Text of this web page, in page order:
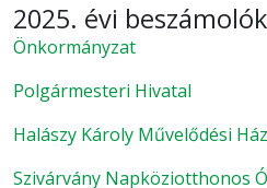
2025. évi beszámolók
Önkormányzat
Polgármesteri Hivatal
Halászy Károly Művelődési
Szivárvány Napköziotthonos